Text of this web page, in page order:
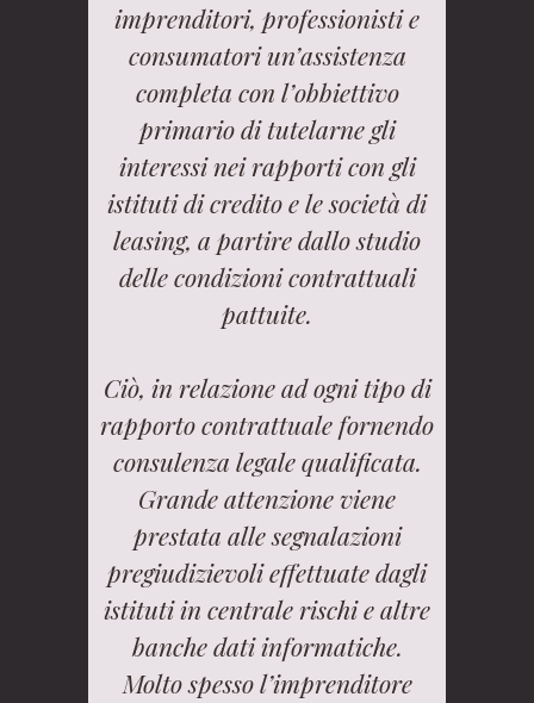
imprenditori, professionisti e
consumatori un’assistenza
completa con l’obbiettivo
primario di tutelarne gli
interessi nei rapporti con gli
istituti di credito e le società di
leasing, a partire dallo studio
delle condizioni contrattuali
pattuite.
Ciò, in relazione ad ogni tipo di
rapporto contrattuale fornendo
consulenza legale qualificata.
Grande attenzione viene
prestata alle segnalazioni
pregiudizievoli effettuate dagli
istituti in centrale rischi e altre
banche dati informatiche.
Molto spesso l’imprenditore